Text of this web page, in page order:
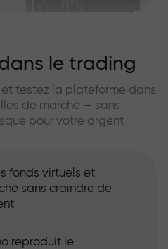
le trading
testez la plateforme dans
de marché — sans
pour votre argent
fonds virtuels et
sans craindre de
reproduit le